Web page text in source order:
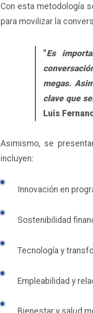
Con esta metodología
para movilizar la
"Es
megas.
clave que
Luis
Asimismo, se
incluyen:
Innovación en
Sostenibilidad
Tecnología y
Empleabilidad y